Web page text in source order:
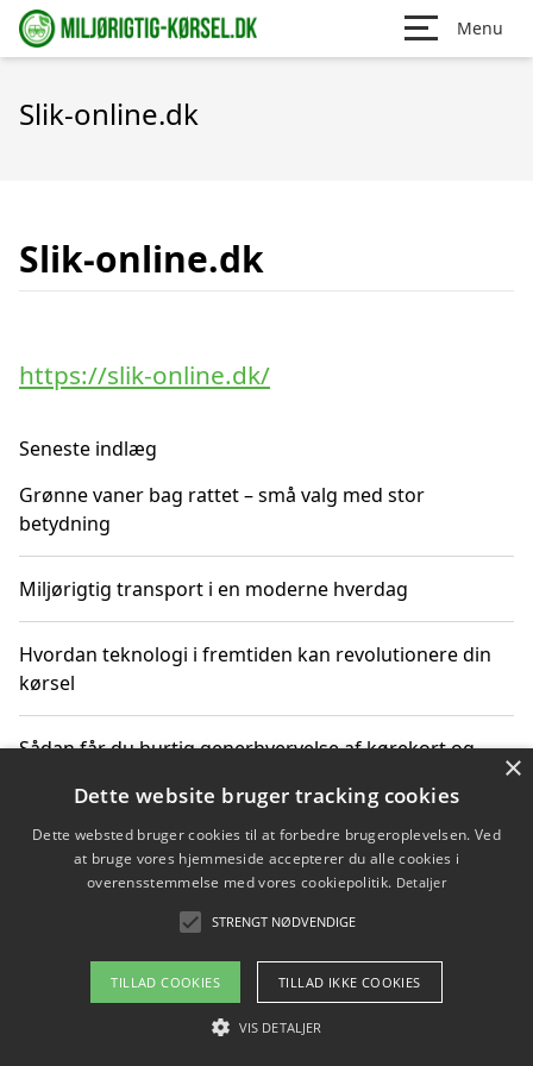
Menu
Slik-online.dk
Slik-online.dk
https://slik-online.dk/
Seneste indlæg
Grønne vaner bag rattet – små valg med stor
betydning
Miljørigtig transport i en moderne hverdag
Hvordan teknologi i fremtiden kan revolutionere din
kørsel
Sådan får du hurtig generhvervelse af kørekort og
Sådan lærer du miljørigtig kørsel hos en køreskole i
Gentofte
Copyright 2026 - Pilanto Aps
Om / kontakt
×
Dette website bruger tracking cookies
Dette websted bruger cookies til at forbedre brugeroplevelsen. Ved
at bruge vores hjemmeside accepterer du alle cookies i
overensstemmelse med vores cookiepolitik. Detaljer
STRENGT NØDVENDIGE
TILLAD COOKIES TILLAD IKKE COOKIES
VIS DETALJER